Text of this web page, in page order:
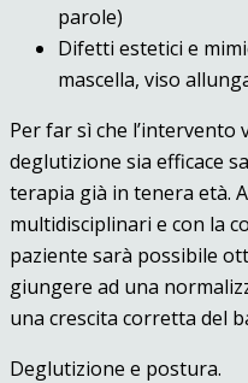
parole)
Difetti estetici e
mascella, viso
Per far sì che
deglutizione sia efficace
terapia già in tenera età.
multidisciplinari e con la
paziente sarà possibile
giungere ad una
una crescita corretta del
Deglutizione e postura.